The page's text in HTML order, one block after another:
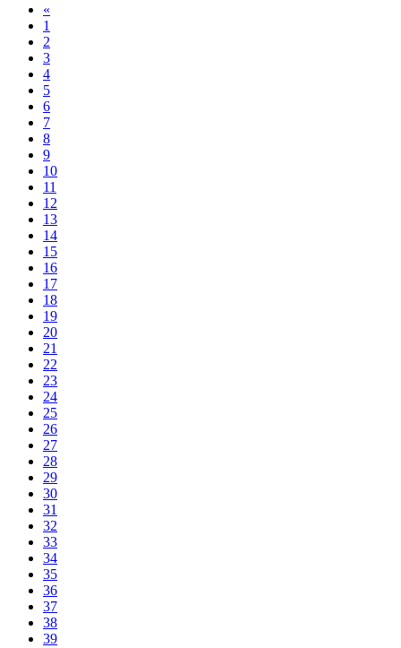
«
1
2
3
4
5
6
7
8
9
10
11
12
13
14
15
16
17
18
19
20
21
22
23
24
25
26
27
28
29
30
31
32
33
34
35
36
37
38
39